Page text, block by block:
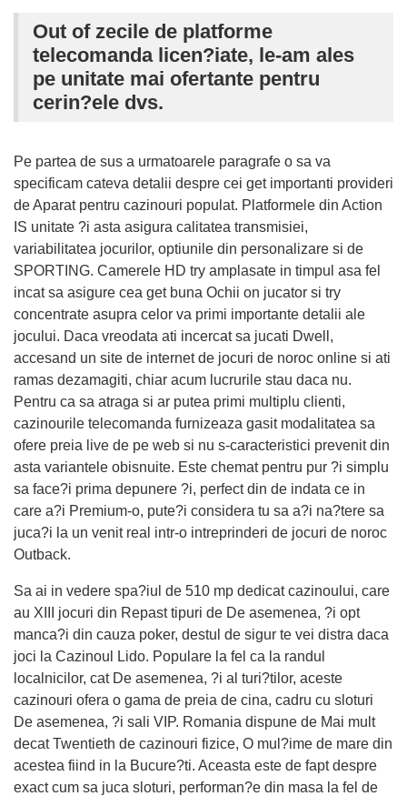
Out of zecile de platforme
telecomanda licen?iate, le-am ales
pe unitate mai ofertante pentru
cerin?ele dvs.
Pe partea de sus a urmatoarele paragrafe o sa va
specificam cateva detalii despre cei get importanti provideri
de Aparat pentru cazinouri populat. Platformele din Action
IS unitate ?i asta asigura calitatea transmisiei,
variabilitatea jocurilor, optiunile din personalizare si de
SPORTING. Camerele HD try amplasate in timpul asa fel
incat sa asigure cea get buna Ochii on jucator si try
concentrate asupra celor va primi importante detalii ale
jocului. Daca vreodata ati incercat sa jucati Dwell,
accesand un site de internet de jocuri de noroc online si ati
ramas dezamagiti, chiar acum lucrurile stau daca nu.
Pentru ca sa atraga si ar putea primi multiplu clienti,
cazinourile telecomanda furnizeaza gasit modalitatea sa
ofere preia live de pe web si nu s-caracteristici prevenit din
asta variantele obisnuite. Este chemat pentru pur ?i simplu
sa face?i prima depunere ?i, perfect din de indata ce in
care a?i Premium-o, pute?i considera tu sa a?i na?tere sa
juca?i la un venit real intr-o intreprinderi de jocuri de noroc
Outback.
Sa ai in vedere spa?iul de 510 mp dedicat cazinoului, care
au XIII jocuri din Repast tipuri de De asemenea, ?i opt
manca?i din cauza poker, destul de sigur te vei distra daca
joci la Cazinoul Lido. Populare la fel ca la randul
localnicilor, cat De asemenea, ?i al turi?tilor, aceste
cazinouri ofera o gama de preia de cina, cadru cu sloturi
De asemenea, ?i sali VIP. Romania dispune de Mai mult
decat Twentieth de cazinouri fizice, O mul?ime de mare din
acestea fiind in la Bucure?ti. Aceasta este de fapt despre
exact cum sa juca sloturi, performan?e din masa la fel de